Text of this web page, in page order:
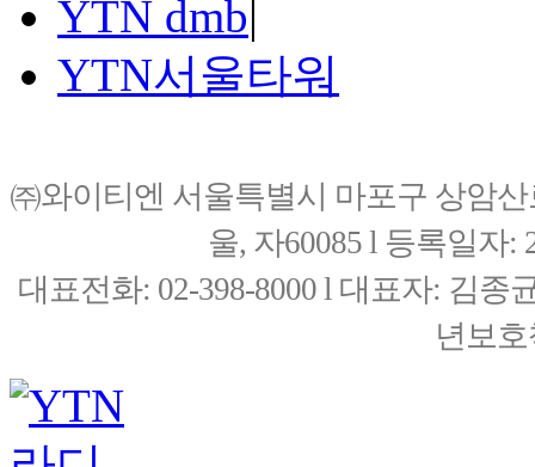
YTN dmb|
YTN서울타워
㈜와이티엔 서울특별시 마포구 상암
울, 자60085 l 등록일자:
대표전화: 02-398-8000 l 대표자: 김종
년보